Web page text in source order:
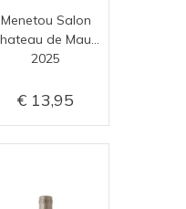
Menetou Salon
2025
13,95